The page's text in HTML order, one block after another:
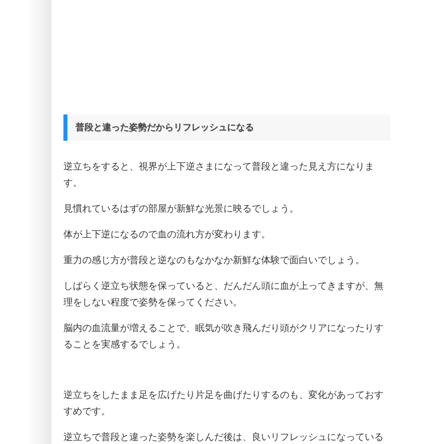
普段と違った姿勢だからリフレッシュになる
逆立ちをすると、視界が上下逆さまになって普段と違った見え方になりま
す。
見慣れているはずの部屋が新鮮な光景に映るでしょう。
体が上下逆になるので血の流れ方が変わります。
重力の感じ方が普段と逆なのもなかなか新鮮な体験で面白いでしょう。
しばらく逆立ち状態を保っていると、だんだん頭に血が上ってきますが、無
理をしない程度で姿勢を保ってください。
脳内の血流量が増えることで、眠気が吹き飛んだり頭がクリアになったりす
ることを実感するでしょう。
逆立ちをしたまま足を広げたり片足を曲げたりするのも、変化があっておす
すめです。
逆立ちで普段と違った姿勢を楽しんだ後は、良いリフレッシュになっている